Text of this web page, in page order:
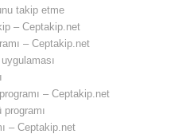
takip etme
– Ceptakip.net
– Ceptakip.net
– Ceptakip.net
– Ceptakip.net